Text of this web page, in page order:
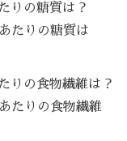
りの糖質は？
たりの糖質は
りの食物繊維は？
たりの食物繊維